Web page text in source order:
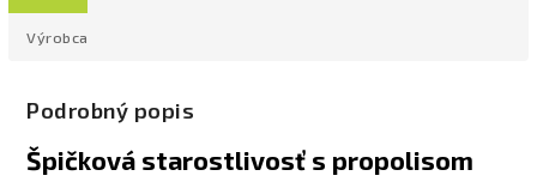
Výrobca
Podrobný popis
Špičková starostlivosť s propolisom